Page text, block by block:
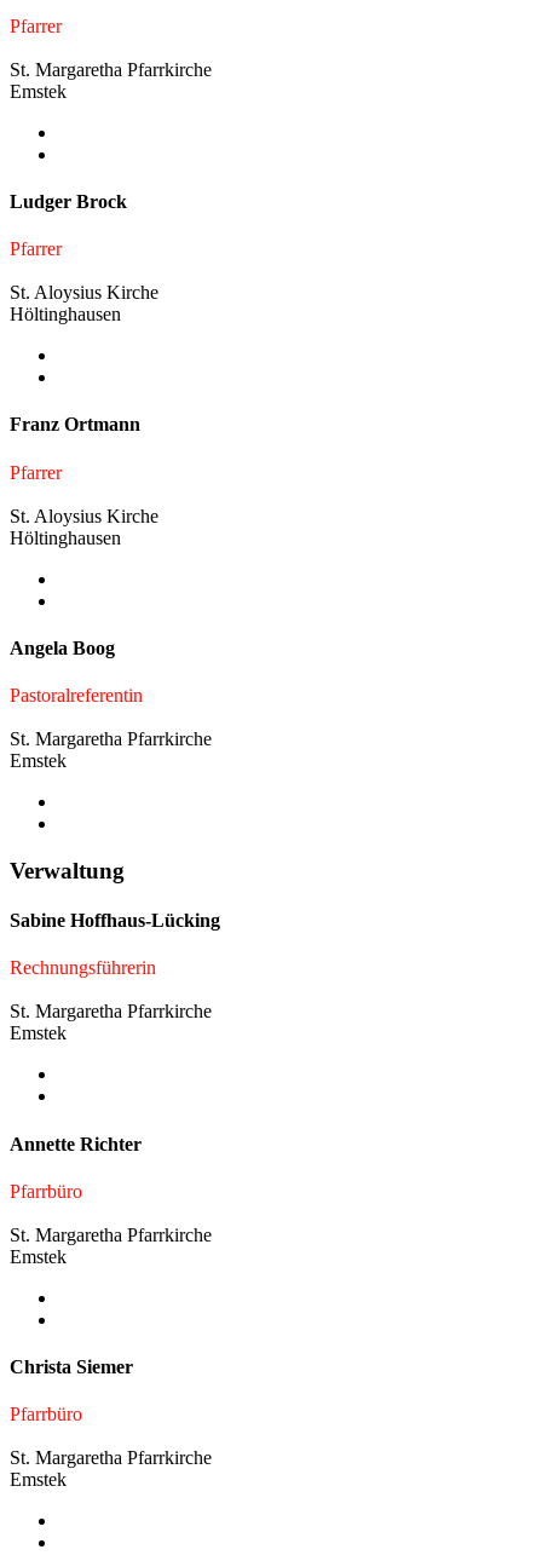
Pfarrer
St. Margaretha Pfarrkirche
Emstek
Ludger Brock
Pfarrer
St. Aloysius Kirche
Höltinghausen
Franz Ortmann
Pfarrer
St. Aloysius Kirche
Höltinghausen
Angela Boog
Pastoralreferentin
St. Margaretha Pfarrkirche
Emstek
Verwaltung
Sabine Hoffhaus-Lücking
Rechnungsführerin
St. Margaretha Pfarrkirche
Emstek
Annette Richter
Pfarrbüro
St. Margaretha Pfarrkirche
Emstek
Christa Siemer
Pfarrbüro
St. Margaretha Pfarrkirche
Emstek